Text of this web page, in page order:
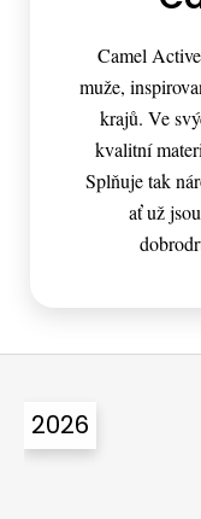
Camel
muže,
krajů. Ve
kvalitní
Splňuje tak
ať už
Z
2026